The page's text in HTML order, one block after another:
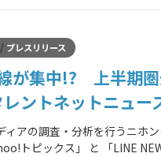
プレスリリース
が集中!? 上半期
ントネットニュー
アの調査・分析を行うニホ
トピックス」 と 「LINE